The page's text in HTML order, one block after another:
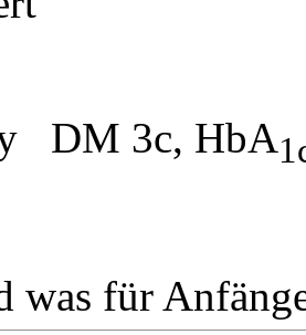
DM 3c, HbA
was für